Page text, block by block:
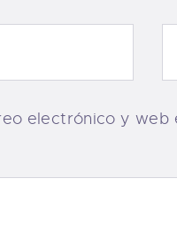
electrónico y web